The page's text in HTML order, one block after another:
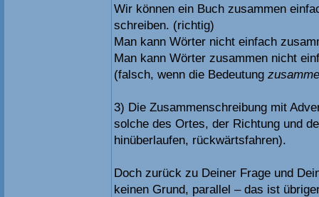
Wir können ein Buch zusammen
schreiben. (richtig)
Man kann Wörter nicht einfach
Man kann Wörter zusammen nicht
(falsch, wenn die Bedeutung
3) Die Zusammenschreibung mit
solche des Ortes, der Richtung und
hinüberlaufen, rückwärtsfahren).
Doch zurück zu Deiner Frage und
keinen Grund, parallel – das ist